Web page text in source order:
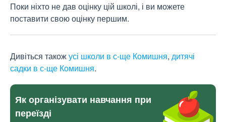
Поки ніхто не дав оцінку цій школі, і ви можете
поставити свою оцінку першим.
Дивіться такожусі школи в с-ще Комишня, дитячі
садки в с-ще Комишня.
Як організувати навчання при
переїзді